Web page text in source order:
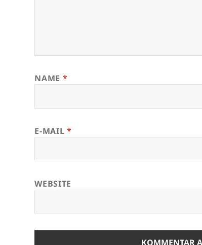
NAME *
E-MAIL *
WEBSITE